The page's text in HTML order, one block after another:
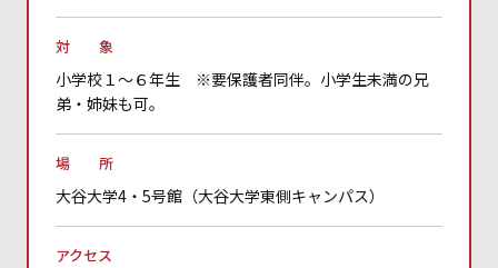
対 象
小学校１～６年生 ※要保護者同伴。小学生未満の兄
弟・姉妹も可。
場 所
大谷大学4・5号館（大谷大学東側キャンパス）
アクセス